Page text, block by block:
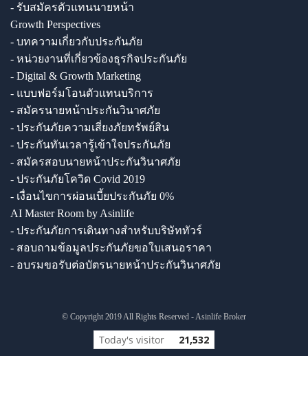
- รับสมัครตัวแทนนายหน้า
Growth Perspectives
- บทความเกี่ยวกับประกันภัย
- หน่วยงานที่เกี่ยวข้องธุรกิจประกันภัย
- Digital & Growth Marketing
- แบบฟอร์มโอนตัวแทนบริการ
- สมัครนายหน้าประกันวินาศภัย
- ประกันภัยความเสี่ยงภัยทรัพย์สิน
- ประกันทันเวลารู้เข้าใจประกันภัย
- สมัครสอบนายหน้าประกันวินาศภัย
- ประกันภัยโควิด Covid 2019
- เงื่อนไขการผ่อนเบี้ยประกันภัย 0%
AI Master Room by Asinlife
- ประกันภัยการเดินทางสำหรับบริษัททัวร์
- สอบถามข้อมูลประกันภัยขอใบเสนอราคา
- อบรมขอรับต่อบัตรนายหน้าประกันวินาศภัย
© Copyright 2019 All Rights Reserved - Asinlife Broker
Today's visitor 21,532